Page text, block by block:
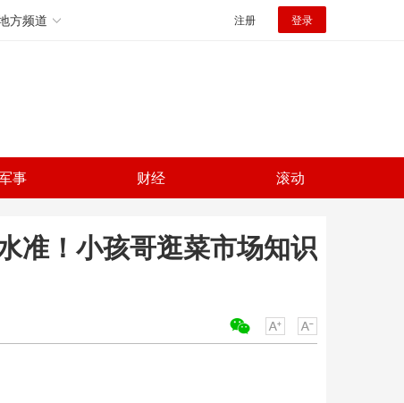
方频道 注册 登录
事 财经 滚动
准！小孩哥逛菜市场知识